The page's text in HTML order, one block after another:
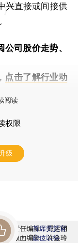
兴直接或间接供
公司股价走势、
点击了解行业动
阅读
权限
级
责任编辑：屈运栩
版面编辑：许金玲
首席赞赏官
虚位以待